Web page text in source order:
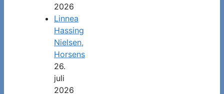
2026
Linnea
Hassing
Nielsen,
Horsens
26.
juli
2026